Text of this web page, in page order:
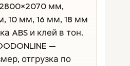
мм,
10 мм, 16 мм, 18 мм
ABS и клей в тон.
—
отгрузка по